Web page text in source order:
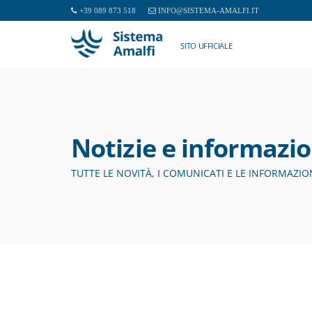
+39 089 873 518 INFO@SISTEMA-AMALFI.IT
SITO UFFICIALE
Notizie e
TUTTE LE NOVITÀ, I COMUNICATI E LE